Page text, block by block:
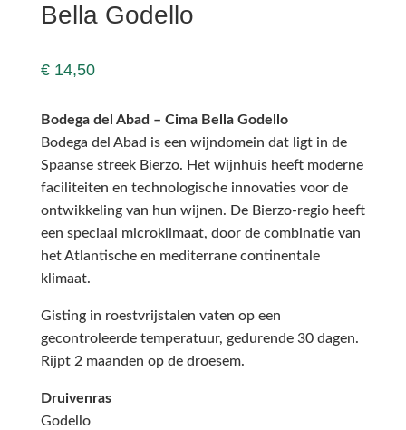
Bella Godello
€14,50
Bodega del Abad – Cima Bella Godello
Bodega del Abad is een wijndomein dat ligt in de
Spaanse streek Bierzo. Het wijnhuis heeft moderne
faciliteiten en technologische innovaties voor de
ontwikkeling van hun wijnen. De Bierzo-regio heeft
een speciaal microklimaat, door de combinatie van
het Atlantische en mediterrane continentale
klimaat.
Gisting in roestvrijstalen vaten op een
gecontroleerde temperatuur, gedurende 30 dagen.
Rijpt 2 maanden op de droesem.
Druivenras
Godello